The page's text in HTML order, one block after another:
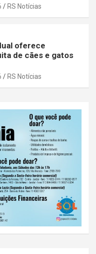
RS Notícias
oferece
de cães e gatos
RS Notícias